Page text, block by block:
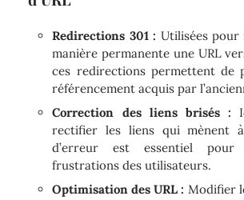
Redirections 301 : Utilisées
manière permanente une URL
ces redirections permettent de
référencement acquis par
Correction des liens brisés :
rectifier les liens qui mènent
d’erreur est essentiel
frustrations des utilisateurs.
Optimisation des URL : Modifier